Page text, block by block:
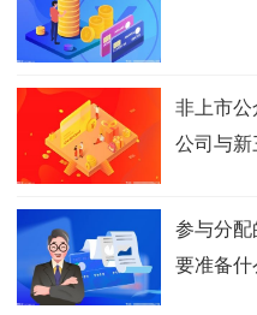
非上市公
公司与新
参与分配
要准备什